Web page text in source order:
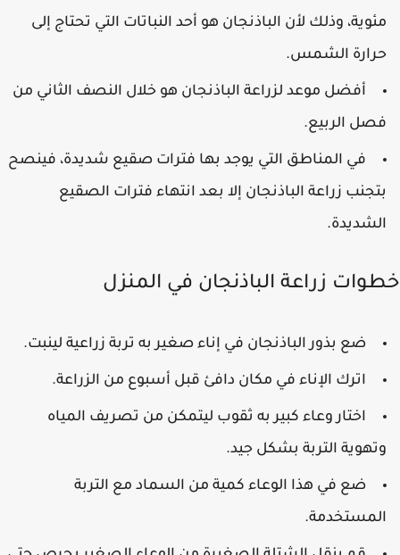
وذلك لأن الباذنجان هو أحد النباتات التي تحتاج إلى
الشمس.
أفضل موعد لزراعة الباذنجان هو خلال النصف الثاني من
الربيع.
في المناطق التي يوجد بها فترات صقيع شديدة، فينصح
زراعة الباذنجان إلا بعد انتهاء فترات الصقيع
زراعة الباذنجان في المنزل
ضع بذور الباذنجان في إناء صغير به تربة زراعية لينبت.
اترك الإناء في مكان دافئ قبل أسبوع من الزراعة.
اختار وعاء كبير به ثقوب ليتمكن من تصريف المياه
التربة بشكل جيد.
ضع في هذا الوعاء كمية من السماد مع التربة